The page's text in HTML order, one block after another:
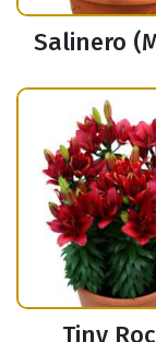
Salinero
Tiny